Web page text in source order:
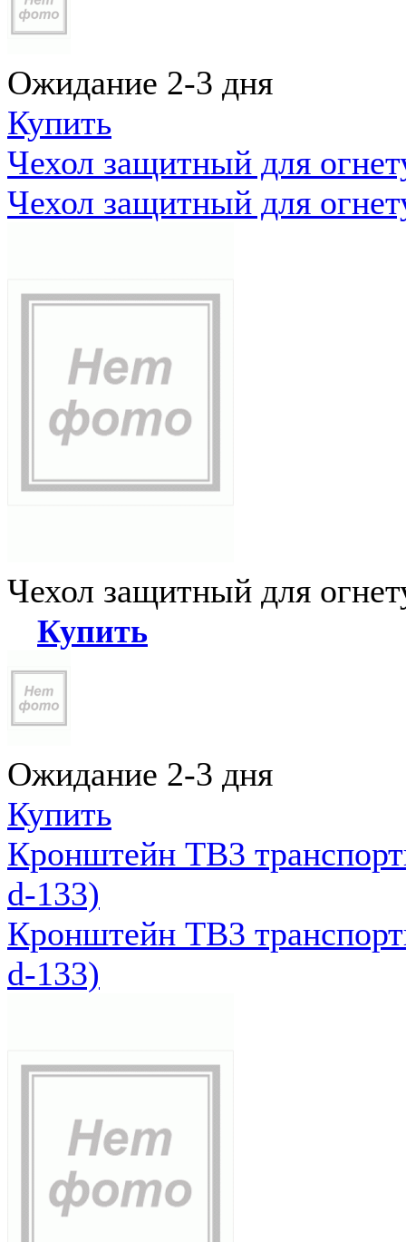
Ожидание 2-3 дня
Купить
Чехол защитный для
Чехол защитный для
Чехол защитный для
Купить
Ожидание 2-3 дня
Купить
Кронштейн ТВ3
d-133)
Кронштейн ТВ3
d-133)